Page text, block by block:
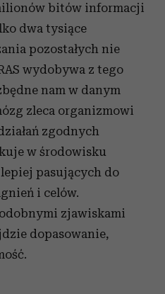
bitów informacji
dwa tysiące
pozostałych nie
wydobywa z tego
nam w danym
zleca organizmowi
zgodnych
w środowisku
pasujących do
i celów.
zjawiskami
dopasowanie,